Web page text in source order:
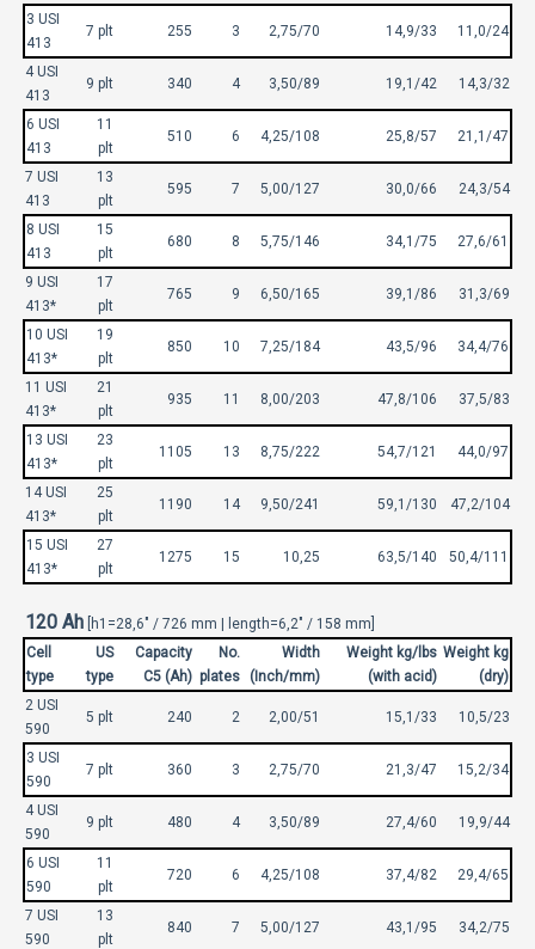
3 USI
413
7 plt 255 3 2,75/70 14,9/33 11,0/24
4 USI
413
9 plt 340 4 3,50/89 19,1/42 14,3/32
6 USI
413
11
plt
510 6 4,25/108 25,8/57 21,1/47
7 USI
413
13
plt
595 7 5,00/127 30,0/66 24,3/54
8 USI
413
15
plt
680 8 5,75/146 34,1/75 27,6/61
9 USI
413*
17
plt
765 9 6,50/165 39,1/86 31,3/69
10 USI
413*
19
plt
850 10 7,25/184 43,5/96 34,4/76
11 USI
413*
21
plt
935 11 8,00/203 47,8/106 37,5/83
13 USI
413*
23
plt
1105 13 8,75/222 54,7/121 44,0/97
14 USI
413*
25
plt
1190 14 9,50/241 59,1/130 47,2/104
15 USI
413*
27
plt
1275 15 10,25 63,5/140 50,4/111
120 Ah [h1=28,6" / 726 mm | length=6,2" / 158 mm]
Cell
type
US
type
Capacity
C5 (Ah)
No.
plates
Width
(Inch/mm)
Weight kg/lbs
(with acid)
Weight kg
(dry)
2 USI
590
5 plt 240 2 2,00/51 15,1/33 10,5/23
3 USI
590
7 plt 360 3 2,75/70 21,3/47 15,2/34
4 USI
590
9 plt 480 4 3,50/89 27,4/60 19,9/44
6 USI
590
11
plt
720 6 4,25/108 37,4/82 29,4/65
7 USI
590
13
plt
840 7 5,00/127 43,1/95 34,2/75